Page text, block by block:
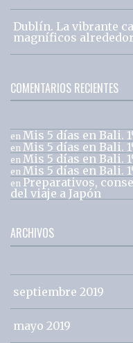
Dublín. La vibrante
magníficos
COMENTARIOS RECIENTES
en Mis 5 días en Bali.
en Mis 5 días en Bali.
en Mis 5 días en Bali.
en Mis 5 días en Bali.
en Preparativos,
del viaje a Japón
ARCHIVOS
septiembre 2019
mayo 2019